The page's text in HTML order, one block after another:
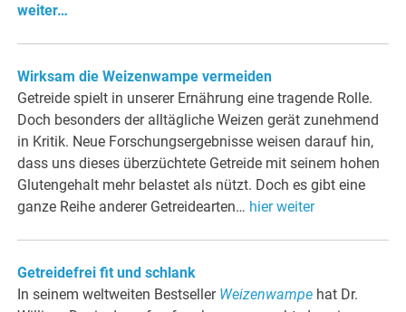
weiter…
Wirksam die Weizenwampe vermeiden
Getreide spielt in unserer Ernährung eine tragende Rolle.
Doch besonders der alltägliche Weizen gerät zunehmend
in Kritik. Neue Forschungsergebnisse weisen darauf hin,
dass uns dieses überzüchtete Getreide mit seinem hohen
Glutengehalt mehr belastet als nützt. Doch es gibt eine
ganze Reihe anderer Getreidearten… hier weiter
Getreidefrei fit und schlank
In seinem weltweiten Bestseller Weizenwampe hat Dr.